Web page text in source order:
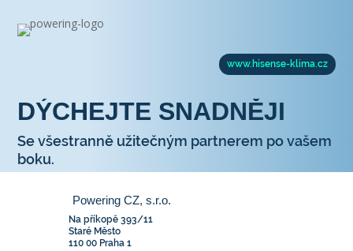
www.hisense-klima.cz
DÝCHEJTE SNADNĚJI
Se všestranně užitečným partnerem po vašem
boku.
Powering CZ, s.r.o.
Na příkopě 393/11
Staré Město
110 00 Praha 1